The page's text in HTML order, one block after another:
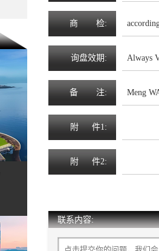
商 检:
询盘效期 : Always
备 注: Meng
附 件1:
附 件2:
联系内容: